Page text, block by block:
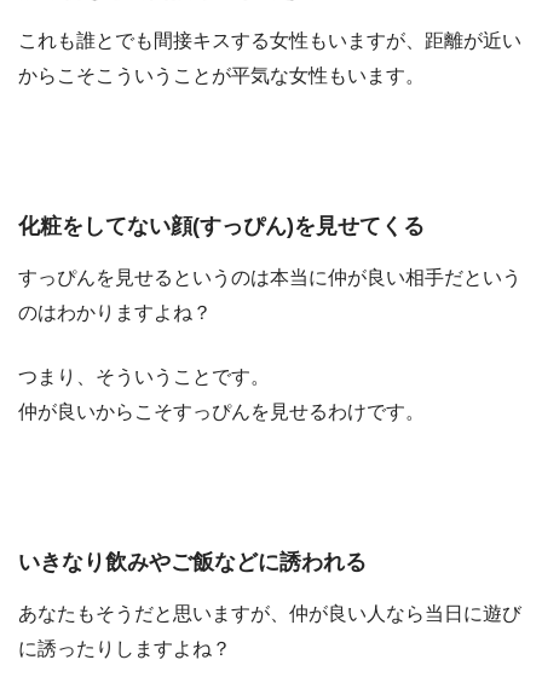
これも誰とでも間接キスする女性もいますが、距離が近い
からこそこういうことが平気な女性もいます。
化粧をしてない顔(すっぴん)を見せてくる
すっぴんを見せるというのは本当に仲が良い相手だという
のはわかりますよね？
つまり、そういうことです。
仲が良いからこそすっぴんを見せるわけです。
いきなり飲みやご飯などに誘われる
あなたもそうだと思いますが、仲が良い人なら当日に遊び
に誘ったりしますよね？